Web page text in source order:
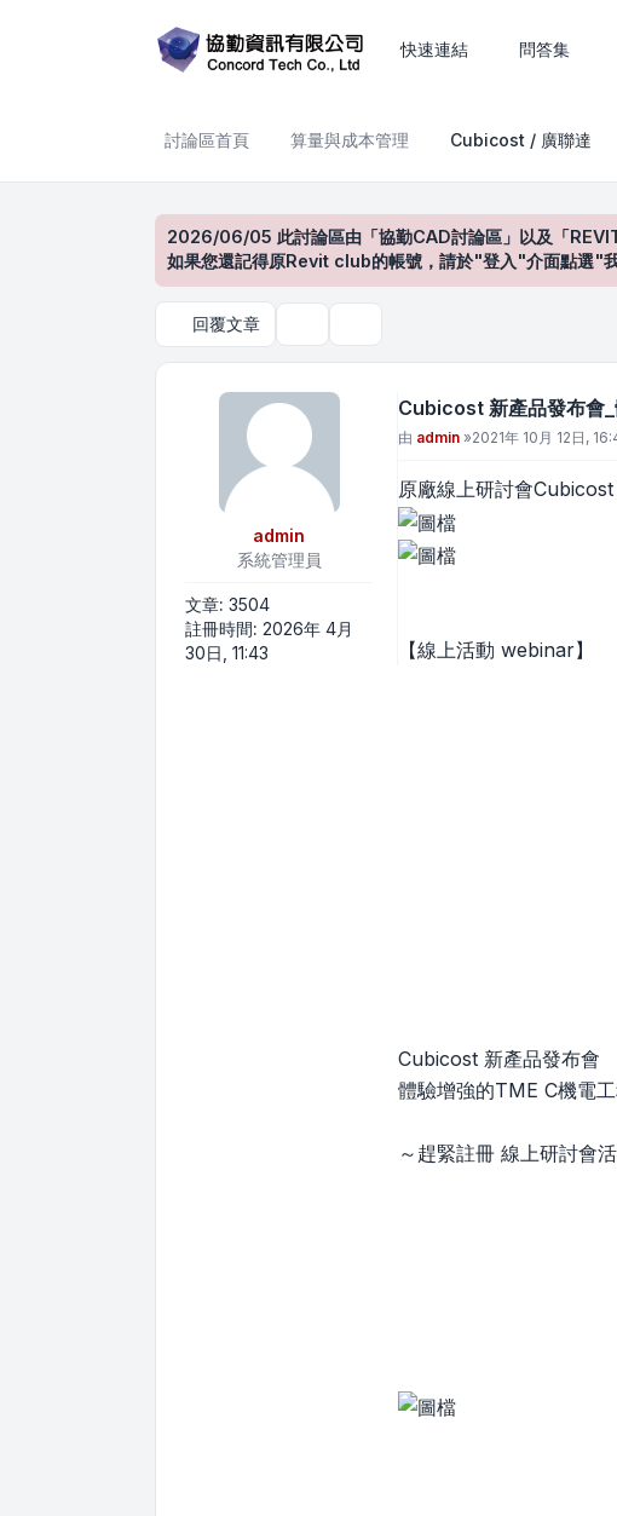
快速連結 問答集
討論區首頁 算量與成本管理 Cubicost / 廣聯達
2026/06/05 此討論區由「協勤CAD討論區」以及「
如果您還記得原Revit club的帳號，請於"登入"介面點選"
回覆文章
admin
系統管理員
文章: 3504
註冊時間: 2026年 4月
30日, 11:43
Cubicost 新產品發布會
文章
由 admin »2021年 10月 12日,
原廠線上研討會
【線上活動 webinar】
Cubicost 新產品發布會
體驗增強的TME C機電
～趕緊註冊 線上研討會